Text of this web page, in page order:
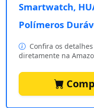
Smartwatch,
Polímeros
Confira os
diretamente na